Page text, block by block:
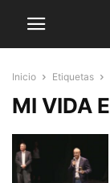
Inicio Etiquetas
MI VIDA